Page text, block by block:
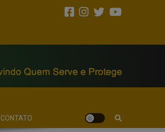
CONTATO